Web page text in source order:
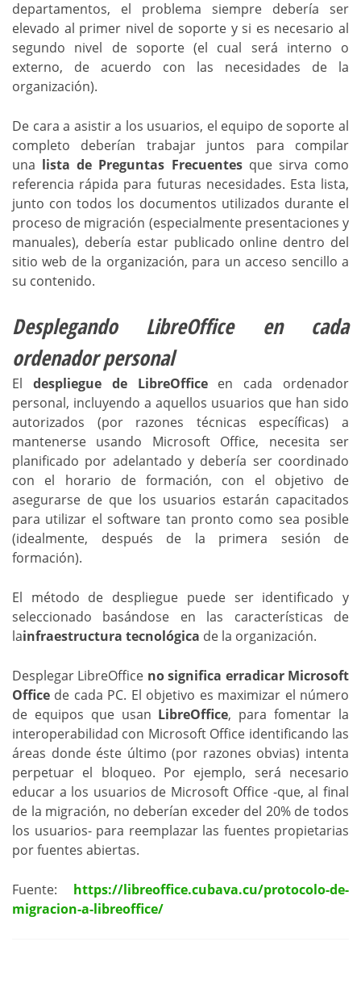
departamentos, el problema siempre debería ser
elevado al primer nivel de soporte y si es necesario al
segundo nivel de soporte (el cual será interno o
externo, de acuerdo con las necesidades de la
organización).
De cara a asistir a los usuarios, el equipo de soporte al
completo deberían trabajar juntos para compilar
una lista de Preguntas Frecuentesque sirva como
referencia rápida para futuras necesidades. Esta lista,
junto con todos los documentos utilizados durante el
proceso de migración (especialmente presentaciones y
manuales), debería estar publicado online dentro del
sitio web de la organización, para un acceso sencillo a
su contenido.
Desplegando LibreOffice en cada
ordenador personal
El despliegue de LibreOfficeen cada ordenador
personal, incluyendo a aquellos usuarios que han sido
autorizados (por razones técnicas específicas) a
mantenerse usando Microsoft Office, necesita ser
planificado por adelantado y debería ser coordinado
con el horario de formación, con el objetivo de
asegurarse de que los usuarios estarán capacitados
para utilizar el software tan pronto como sea posible
(idealmente, después de la primera sesión de
formación).
El método de despliegue puede ser identificado y
seleccionado basándose en las características de
lainfraestructura tecnológica de la organización.
Desplegar LibreOffice no significa erradicar Microsoft
Office de cada PC. El objetivo es maximizar el número
de equipos que usan LibreOffice, para fomentar la
interoperabilidad con Microsoft Office identificando las
áreas donde éste último (por razones obvias) intenta
perpetuar el bloqueo. Por ejemplo, será necesario
educar a los usuarios de Microsoft Office -que, al final
de la migración, no deberían exceder del 20% de todos
los usuarios- para reemplazar las fuentes propietarias
por fuentes abiertas.
Fuente: https://libreoffice.cubava.cu/protocolo-de-
migracion-a-libreoffice/